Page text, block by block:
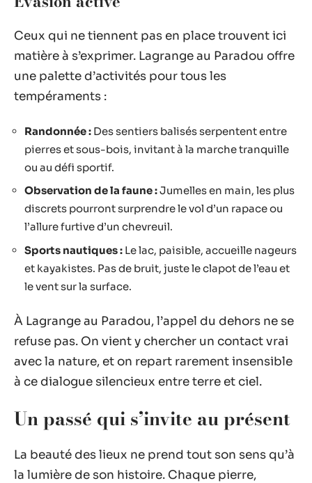
Ceux qui ne tiennent pas en place trouvent ici
matière à s’exprimer. Lagrange au Paradou offre
une palette d’activités pour tous les
tempéraments :
Randonnée : Des sentiers balisés serpentent entre
pierres et sous-bois, invitant à la marche tranquille
ou au défi sportif.
Observation de la faune :Jumelles en main, les plus
discrets pourront surprendre le vol d’un rapace ou
l’allure furtive d’un chevreuil.
Sports nautiques : Le lac, paisible, accueille nageurs
et kayakistes. Pas de bruit, juste le clapot de l’eau et
le vent sur la surface.
À Lagrange au Paradou, l’appel du dehors ne se
refuse pas. On vient y chercher un contact vrai
avec la nature, et on repart rarement insensible
à ce dialogue silencieux entre terre et ciel.
Un passé qui s’invite au présent
La beauté des lieux ne prend tout son sens qu’à
la lumière de son histoire. Chaque pierre,